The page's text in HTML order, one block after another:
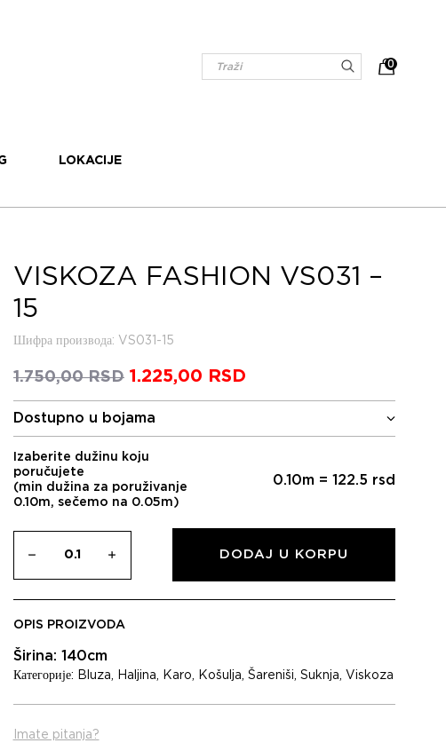
0
LOKACIJE
VISKOZA FASHION VS031 –
15
Шифра производа: VS031-15
1.750,00RSD Оригинална
је
била:
1.750,00 RSD.
1.225,00 RSDТренутна
1.225,00 RSD.
Dostupno u bojama
Izaberite dužinu koju
poručujete
(min dužina za poruživanje
0.10m, sečemo na 0.05m)
0.10m = 122.5 rsd
DODAJ U KORPU
OPIS PROIZVODA
Širina: 140cm
Категорије: Bluza, Haljina, Karo, Košulja, Šareniši, Suknja, Viskoza
Imate pitanja?